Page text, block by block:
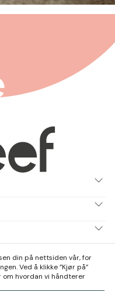
din på nettsiden vår, for
Ved å klikke ”Kjør på”
om hvordan vi håndterer